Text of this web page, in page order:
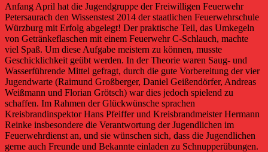
Anfang April hat die Jugendgruppe der Freiwilligen Feuerwehr
Petersaurach den Wissenstest 2014 der staatlichen Feuerwehrschule
Würzburg mit Erfolg abgelegt! Der praktische Teil, das Umkegeln
von Getränkeflaschen mit einem Feuerwehr C-Schlauch, machte
viel Spaß. Um diese Aufgabe meistern zu können, musste
Geschicklichkeit geübt werden. In der Theorie waren Saug- und
Wasserführende Mittel gefragt, durch die gute Vorbereitung der vier
Jugendwarte (Raimund Großberger, Daniel Geißendörfer, Andreas
Weißmann und Florian Grötsch) war dies jedoch spielend zu
schaffen. Im Rahmen der Glückwünsche sprachen
Kreisbrandinspektor Hans Pfeiffer und Kreisbrandmeister Hermann
Reinke insbesondere die Verantwortung der Jugendlichen im
Feuerwehrdienst an, und sie wünschen sich, dass die Jugendlichen
gerne auch Freunde und Bekannte einladen zu Schnupperübungen.